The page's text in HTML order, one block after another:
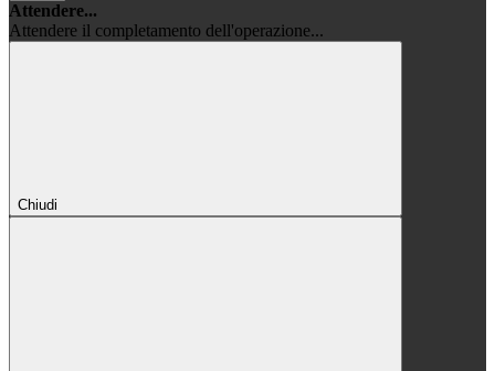
Attendere...
Attendere il completamento dell'operazione...
Chiudi